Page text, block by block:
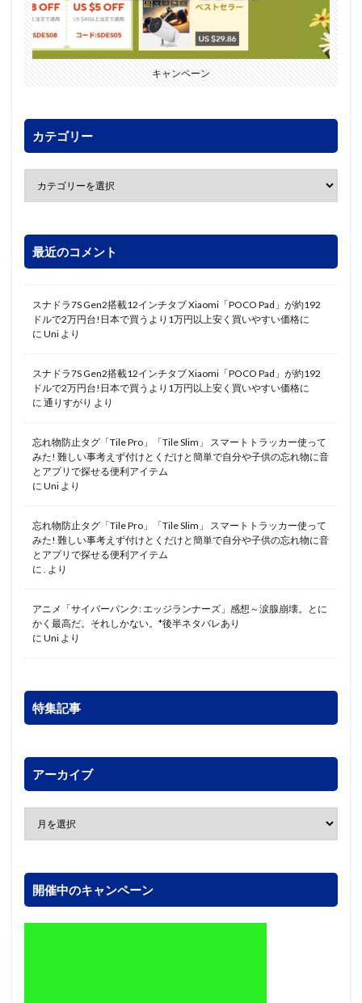
キャンペーン
カテゴリー
最近のコメント
スナドラ7S Gen2搭載12インチタブ Xiaomi「POCO Pad」が約192
ドルで2万円台!日本で買うより1万円以上安く買いやすい価格に
に Uni より
スナドラ7S Gen2搭載12インチタブ Xiaomi「POCO Pad」が約192
ドルで2万円台!日本で買うより1万円以上安く買いやすい価格に
に 通りすがり より
忘れ物防止タグ「Tile Pro」「Tile Slim」 スマートトラッカー使って
みた! 難しい事考えず付けとくだけと簡単で自分や子供の忘れ物に音
とアプリで探せる便利アイテム
に Uni より
忘れ物防止タグ「Tile Pro」「Tile Slim」 スマートトラッカー使って
みた! 難しい事考えず付けとくだけと簡単で自分や子供の忘れ物に音
とアプリで探せる便利アイテム
に
より
アニメ「サイバーパンク: エッジランナーズ」感想～涙腺崩壊。とに
かく最高だ。それしかない。*後半ネタバレあり
に Uni より
特集記事
アーカイブ
開催中のキャンペーン